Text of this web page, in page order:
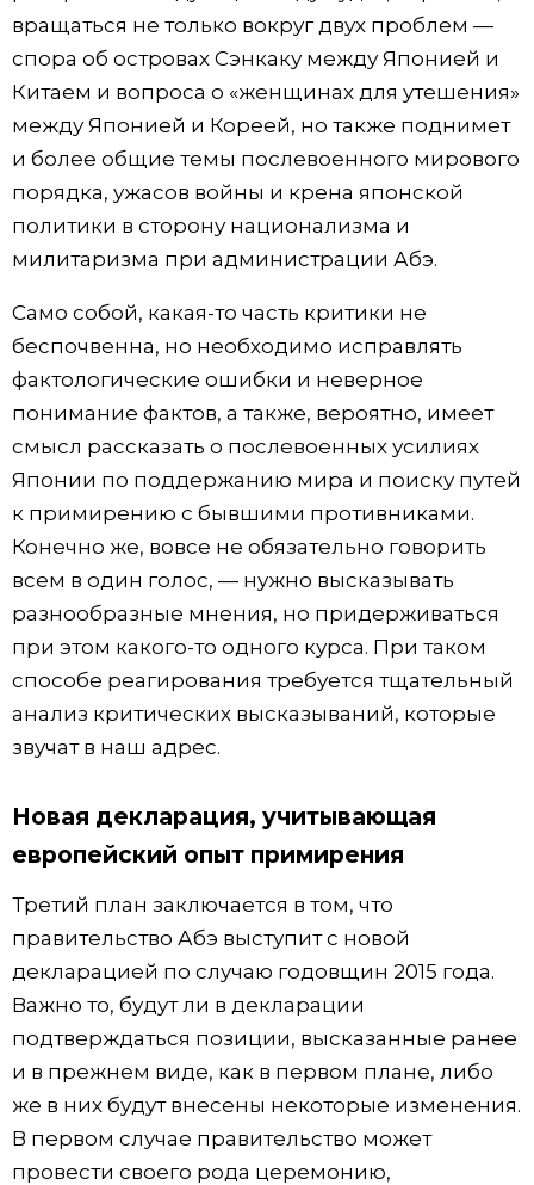
вращаться не только вокруг двух проблем —
спора об островах Сэнкаку между Японией и
Китаем и вопроса о «женщинах для утешения»
между Японией и Кореей, но также поднимет
и более общие темы послевоенного мирового
порядка, ужасов войны и крена японской
политики в сторону национализма и
милитаризма при администрации Абэ.
Само собой, какая-то часть критики не
беспочвенна, но необходимо исправлять
фактологические ошибки и неверное
понимание фактов, а также, вероятно, имеет
смысл рассказать о послевоенных усилиях
Японии по поддержанию мира и поиску путей
к примирению с бывшими противниками.
Конечно же, вовсе не обязательно говорить
всем в один голос, — нужно высказывать
разнообразные мнения, но придерживаться
при этом какого-то одного курса. При таком
способе реагирования требуется тщательный
анализ критических высказываний, которые
звучат в наш адрес.
Новая декларация, учитывающая
европейский опыт примирения
Третий план заключается в том, что
правительство Абэ выступит с новой
декларацией по случаю годовщин 2015 года.
Важно то, будут ли в декларации
подтверждаться позиции, высказанные ранее
и в прежнем виде, как в первом плане, либо
же в них будут внесены некоторые изменения.
В первом случае правительство может
провести своего рода церемонию,